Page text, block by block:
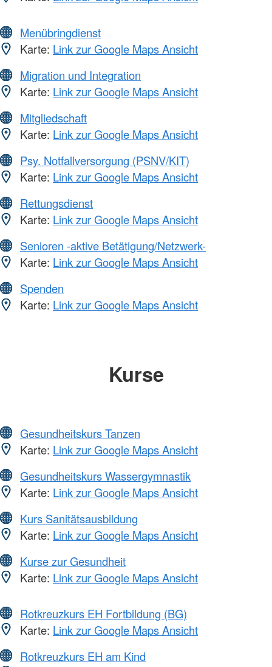
Menübringdienst
Karte: Link zur Google Maps Ansicht
Migration und Integration
Karte: Link zur Google Maps Ansicht
Mitgliedschaft
Karte: Link zur Google Maps Ansicht
Psy. Notfallversorgung (PSNV/KIT)
Karte: Link zur Google Maps Ansicht
Rettungsdienst
Karte: Link zur Google Maps Ansicht
Senioren -aktive Betätigung/Netzwerk-
Karte: Link zur Google Maps Ansicht
Spenden
Karte: Link zur Google Maps Ansicht
Kurse
Gesundheitskurs Tanzen
Karte: Link zur Google Maps Ansicht
Gesundheitskurs Wassergymnastik
Karte: Link zur Google Maps Ansicht
Kurs Sanitätsausbildung
Karte: Link zur Google Maps Ansicht
Kurse zur Gesundheit
Karte: Link zur Google Maps Ansicht
Rotkreuzkurs EH Fortbildung (BG)
Karte: Link zur Google Maps Ansicht
Rotkreuzkurs EH am Kind